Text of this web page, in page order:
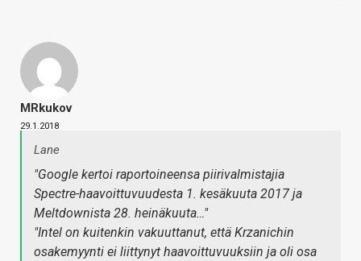
MRkukov
29.1.2018
Lane
"Google kertoi raportoineensa piirivalmistajia
Spectre-haavoittuvuudesta 1. kesäkuuta 2017 ja
Meltdownista 28. heinäkuuta…"
"Intel on kuitenkin vakuuttanut, että Krzanichin
osakemyynti ei liittynyt haavoittuvuuksiin ja oli osa